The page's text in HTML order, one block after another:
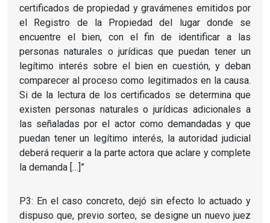
certificados de propiedad y gravámenes emitidos por
el Registro de la Propiedad del lugar donde se
encuentre el bien, con el fin de identificar a las
personas naturales o jurídicas que puedan tener un
legítimo interés sobre el bien en cuestión, y deban
comparecer al proceso como legitimados en la causa.
Si de la lectura de los certificados se determina que
existen personas naturales o jurídicas adicionales a
las señaladas por el actor como demandadas y que
puedan tener un legítimo interés, la autoridad judicial
deberá requerir a la parte actora que aclare y complete
la demanda […]”
P3: En el caso concreto, dejó sin efecto lo actuado y
dispuso que, previo sorteo, se designe un nuevo juez